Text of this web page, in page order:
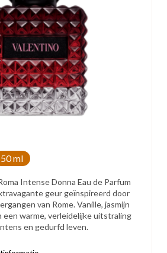
50 ml
Intense Donna Eau de Parfum
geur geïnspireerd door
van Rome. Vanille, jasmijn
een warme, verleidelijke uitstraling
en gedurfd leven.